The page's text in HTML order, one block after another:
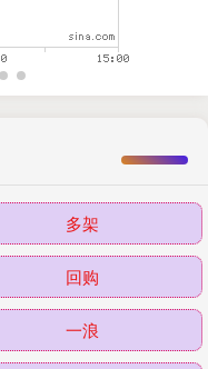
多架
回购
一浪